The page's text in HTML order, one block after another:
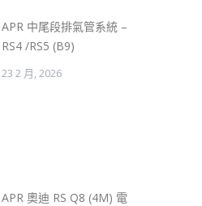
APR 中尾段排氣管系統 –
RS4 /RS5 (B9)
23 2 月, 2026
APR 奧迪 RS Q8 (4M) 電